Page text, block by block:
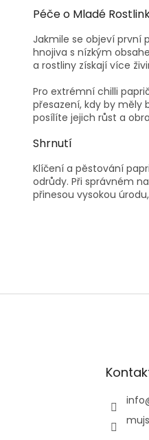
Péče o Mladé
Jakmile se objeví první
hnojiva s nízkým
a rostliny získají více
Pro extrémní chilli
přesazení, kdy by
posílíte jejich růst a
Shrnutí
Klíčení a pěstování
odrůdy. Při správném
přinesou vysokou
info